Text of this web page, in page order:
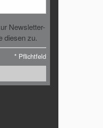
Newsletter-
diesen zu.
* Pflichtfeld